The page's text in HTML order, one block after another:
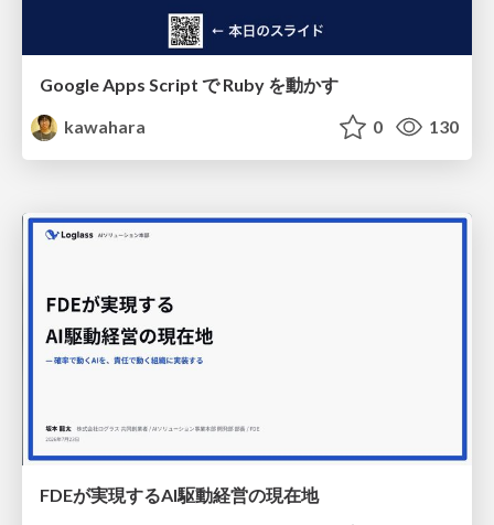
Google Apps Script で Ruby を動かす
kawahara
0 130
FDEが実現するAI駆動経営の現在地